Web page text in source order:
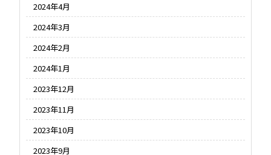
2024年4月
2024年3月
2024年2月
2024年1月
2023年12月
2023年11月
2023年10月
2023年9月